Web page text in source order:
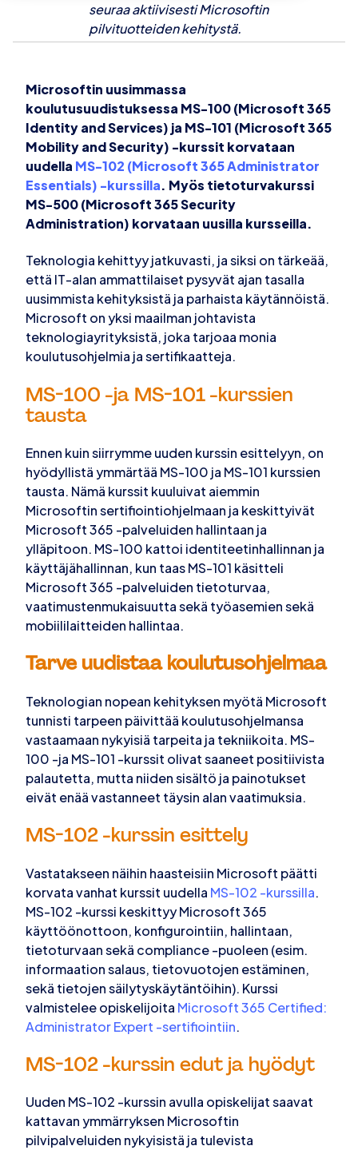
seuraa aktiivisesti Microsoftin
pilvituotteiden kehitystä.
Microsoftin uusimmassa
koulutusuudistuksessa MS-100 (Microsoft 365
Identity and Services) ja MS-101 (Microsoft 365
Mobility and Security) -kurssit korvataan
uudella MS-102 (Microsoft 365 Administrator
Essentials) -kurssilla. Myös tietoturvakurssi
MS-500 (Microsoft 365 Security
Administration) korvataan uusilla kursseilla.
Teknologia kehittyy jatkuvasti, ja siksi on tärkeää,
että IT-alan ammattilaiset pysyvät ajan tasalla
uusimmista kehityksistä ja parhaista käytännöistä.
Microsoft on yksi maailman johtavista
teknologiayrityksistä, joka tarjoaa monia
koulutusohjelmia ja sertifikaatteja.
MS-100 -ja MS-101 -kurssien
tausta
Ennen kuin siirrymme uuden kurssin esittelyyn, on
hyödyllistä ymmärtää MS-100 ja MS-101 kurssien
tausta. Nämä kurssit kuuluivat aiemmin
Microsoftin sertifiointiohjelmaan ja keskittyivät
Microsoft 365 -palveluiden hallintaan ja
ylläpitoon. MS-100 kattoi identiteetinhallinnan ja
käyttäjähallinnan, kun taas MS-101 käsitteli
Microsoft 365 -palveluiden tietoturvaa,
vaatimustenmukaisuutta sekä työasemien sekä
mobiililaitteiden hallintaa.
Tarve uudistaa koulutusohjelmaa
Teknologian nopean kehityksen myötä Microsoft
tunnisti tarpeen päivittää koulutusohjelmansa
vastaamaan nykyisiä tarpeita ja tekniikoita. MS-
100 -ja MS-101 -kurssit olivat saaneet positiivista
palautetta, mutta niiden sisältö ja painotukset
eivät enää vastanneet täysin alan vaatimuksia.
MS-102 -kurssin esittely
Vastatakseen näihin haasteisiin Microsoft päätti
korvata vanhat kurssit uudella MS-102 -kurssilla.
MS-102 -kurssi keskittyy Microsoft 365
käyttöönottoon, konfigurointiin, hallintaan,
tietoturvaan sekä compliance -puoleen (esim.
informaation salaus, tietovuotojen estäminen,
sekä tietojen säilytyskäytäntöihin). Kurssi
valmistelee opiskelijoita Microsoft 365 Certified:
Administrator Expert -sertifiointiin.
MS-102 -kurssin edut ja hyödyt
Uuden MS-102 -kurssin avulla opiskelijat saavat
kattavan ymmärryksen Microsoftin
pilvipalveluiden nykyisistä ja tulevista